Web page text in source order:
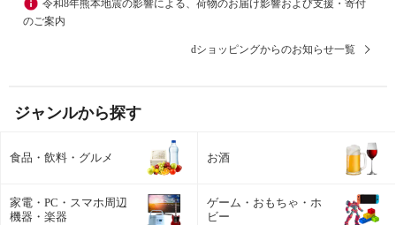
令和8年熊本地震の影響による、荷物のお届け影響および支援・寄付
のご案内
dショッピングからのお知らせ一覧
ジャンルから探す
食品・飲料・グルメ お酒
家電・PC・スマホ周辺
機器・楽器
ゲーム・おもちゃ・ホ
ビー